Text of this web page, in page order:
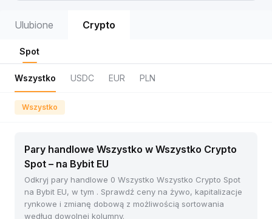
Ulubione Crypto
Spot
Wszystko USDC EUR PLN
Wszystko
Pary handlowe Wszystko w Wszystko Crypto
Spot – na Bybit EU
Odkryj pary handlowe 0 Wszystko Wszystko Crypto Spot
na Bybit EU, w tym . Sprawdź ceny na żywo, kapitalizacje
rynkowe i zmianę dobową z możliwością sortowania
według dowolnej kolumny.